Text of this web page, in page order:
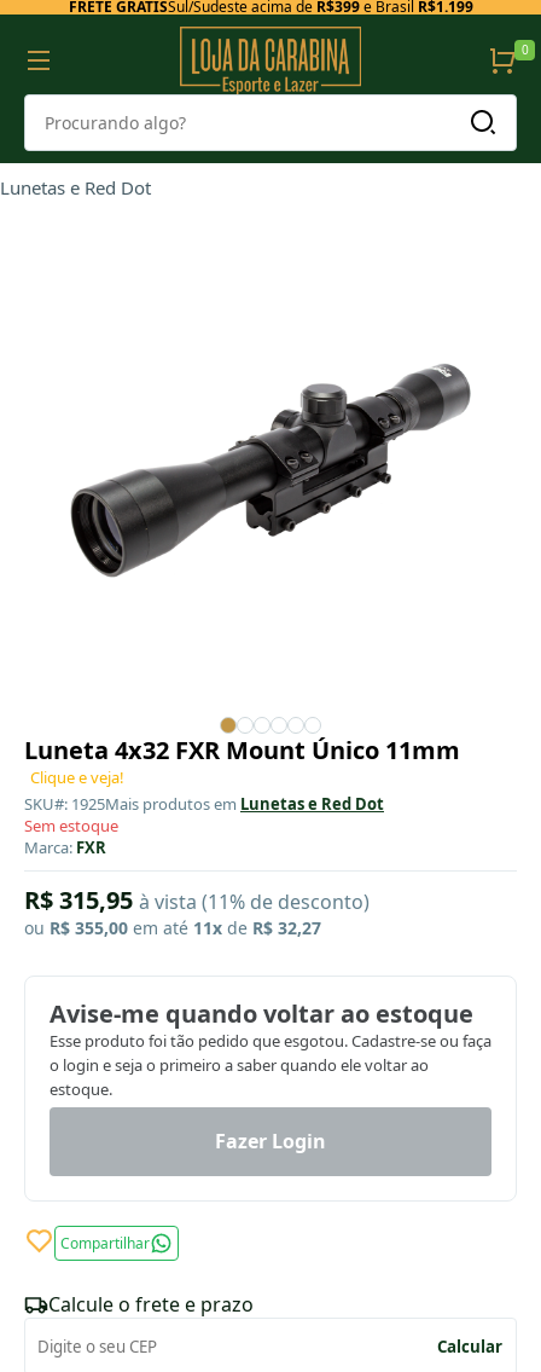
FRETE GRÁTISSul/Sudeste acima de R$399e Brasil R$1.199
0
Lunetas e Red Dot
Luneta 4x32 FXR Mount Único 11mm
Clique e veja!
SKU#: 1925Mais produtos em Lunetas e Red Dot
Sem estoque
Marca: FXR
R$ 315,95 à vista (11% de desconto)
ou R$ 355,00 em até 11x de R$ 32,27
Avise-me quando voltar ao estoque
Esse produto foi tão pedido que esgotou. Cadastre-se ou faça
o login e seja o primeiro a saber quando ele voltar ao
estoque.
Fazer Login
Compartilhar
Calcule o frete e prazo
Calcular